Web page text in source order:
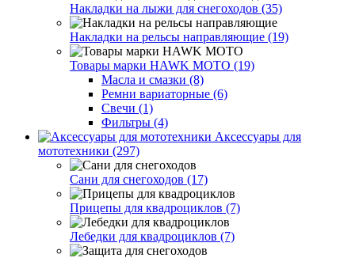
Накладки на лыжи для снегоходов (35)
Накладки на рельсы направляющие (19)
Товары марки HAWK MOTO (19)
Масла и смазки (8)
Ремни вариаторные (6)
Свечи (1)
Фильтры (4)
Аксессуары для
мототехники (297)
Сани для снегоходов (17)
Прицепы для квадроциклов (7)
Лебедки для квадроциклов (7)